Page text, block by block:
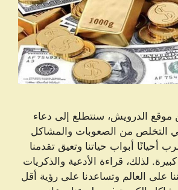
موقع الدرویش، سنتطلع إلى دعاء
التخلص من الصعوبات والمشاكل
أحيانًا أبواب حياتنا وتعيق تقدمنا
لذلك، قراءة الأدعية والذكريات
على العالم وتساعدنا على رؤية أقل